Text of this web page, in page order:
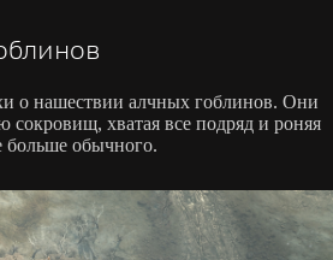
о нашествии алчных гоблинов. Они
сокровищ, хватая все подряд и роняя
больше обычного.